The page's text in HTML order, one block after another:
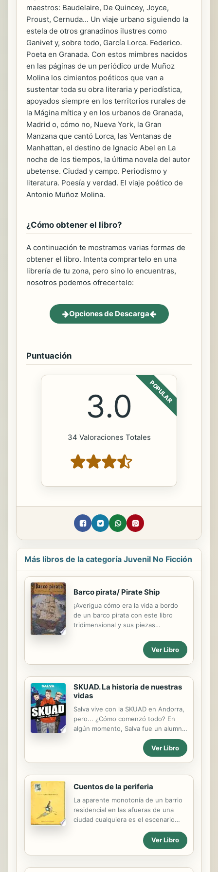
maestros: Baudelaire, De Quincey, Joyce,
Proust, Cernuda... Un viaje urbano siguiendo la
estela de otros granadinos ilustres como
Ganivet y, sobre todo, García Lorca. Federico.
Poeta en Granada. Con estos mimbres nacidos
en las páginas de un periódico urde Muñoz
Molina los cimientos poéticos que van a
sustentar toda su obra literaria y periodística,
apoyados siempre en los territorios rurales de
la Mágina mítica y en los urbanos de Granada,
Madrid o, cómo no, Nueva York, la Gran
Manzana que cantó Lorca, las Ventanas de
Manhattan, el destino de Ignacio Abel en La
noche de los tiempos, la última novela del autor
ubetense. Ciudad y campo. Periodismo y
literatura. Poesía y verdad. El viaje poético de
Antonio Muñoz Molina.
¿Cómo obtener el libro?
A continuación te mostramos varias formas de
obtener el libro. Intenta comprartelo en una
librería de tu zona, pero sino lo encuentras,
nosotros podemos ofrecertelo:
Opciones de Descarga
Puntuación
POPULAR
3.0
34 Valoraciones Totales
Más libros de la categoría Juvenil No Ficción
Barco pirata/ Pirate Ship
¡Averigua cómo era la vida a bordo
de un barco pirata con este libro
tridimensional y sus piezas
Ver Libro
SKUAD. La historia de nuestras
vidas
Salva vive con la SKUAD en Andorra,
pero... ¿Cómo comenzó todo? En
algún momento, Salva fue un alumno
normal de un instituto normal, de un
barrio normal, de una ciudad
normal... Pero TODO CAMBIÓ. Ahora
millones de seguidores y juntos
pueden conseguir casi cualquier
cosa que se propongan. Excepto
saber quién les ha dejado una
misteriosa que pone: «SABEMOS LO
QUE HABÉIS HECHO». ¿Conseguirán
descubrir quién está detrás del
Ver Libro
Cuentos de la periferia
La aparente monotonía de un barrio
residencial en las afueras de una
ciudad cualquiera es el escenario
hechos más extraordinarios: un
búfalo enorme nos indicará el
dejará un recuerdo imborrable y
Ver Libro